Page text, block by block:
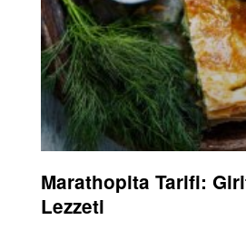
Marathopita Tarifi:
Lezzeti